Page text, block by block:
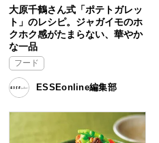
大原千鶴さん式「ポテトガレッ
ト」のレシピ。ジャガイモのホ
クホク感がたまらない、華やか
な一品
フード
ESSEonline編集部